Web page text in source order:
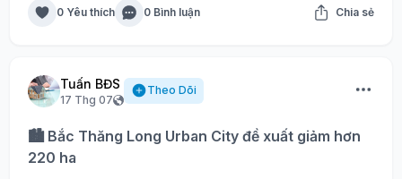
0 Yêu thích 0 Bình luận Chia sẻ
Tuấn BĐS
17 Thg 07
Theo Dõi
🏙️ Bắc Thăng Long Urban City đề xuất giảm hơn
220 ha